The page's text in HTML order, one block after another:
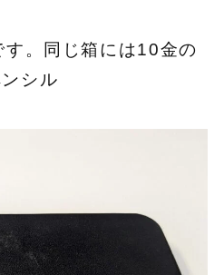
。同じ箱には10金の
シル